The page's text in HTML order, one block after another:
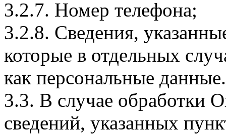
3.2.7. Номер телефона;
3.2.8. Сведения,
которые в отдельных
как персональные данные.
3.3. В случае обработки
сведений, указанных